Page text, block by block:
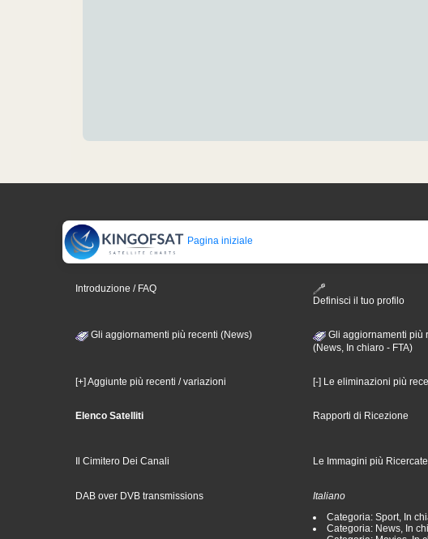
Pagina iniziale
Introduzione / FAQ
Definisci il tuo profilo
Gli aggiornamenti più recenti (News)
Gli aggiornamenti più
(News, In chiaro - FTA)
[+] Aggiunte più recenti / variazioni [-] Le eliminazioni più
Elenco Satelliti Rapporti di Ricezione
Il Cimitero Dei Canali Le Immagini più Ricercate
DAB over DVB transmissions
Italiano
Categoria: Sport, In
Categoria: News, In